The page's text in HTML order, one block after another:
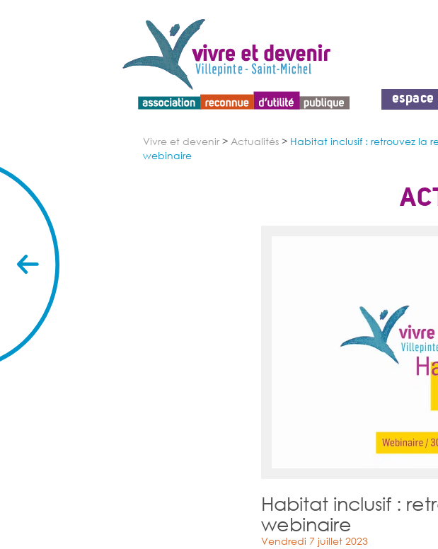
espace
Vivre et devenir > Actualités > Habitat inclusif : retrouvez la
webinaire
Habitat inclusif :
webinaire
Vendredi 7 juillet 2023